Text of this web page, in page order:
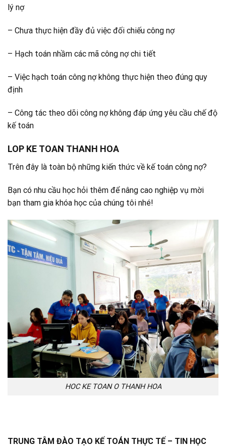
lý nợ
– Chưa thực hiện đầy đủ việc đối chiếu công nợ
– Hạch toán nhầm các mã công nợ chi tiết
– Việc hạch toán công nợ không thực hiện theo đúng quy
định
– Công tác theo dõi công nợ không đáp ứng yêu cầu chế độ
kế toán
LOP KE TOAN THANH HOA
Trên đây là toàn bộ những kiến thức về kế toán công nợ?
Bạn có nhu cầu học hỏi thêm để nâng cao nghiệp vụ mời
bạn tham gia khóa học của chúng tôi nhé!
HOC KE TOAN O THANH HOA
TRUNG TÂM ĐÀO TẠO KẾ TOÁN THỰC TẾ – TIN HỌC